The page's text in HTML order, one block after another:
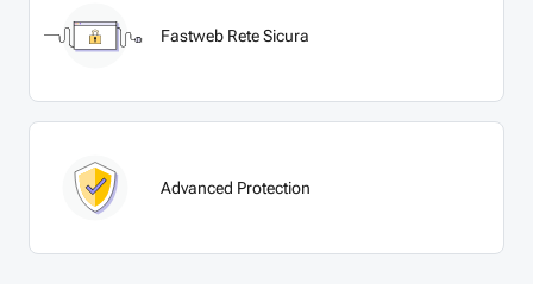
Fastweb Rete Sicura
Advanced Protection